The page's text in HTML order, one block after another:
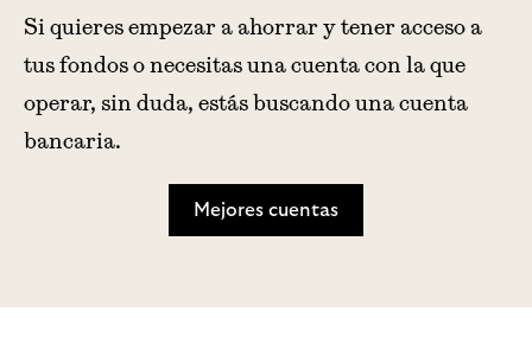
Si quieres empezar a ahorrar y tener acceso a
tus fondos o necesitas una cuenta con la que
operar, sin duda, estás buscando una cuenta
bancaria.
Mejores cuentas